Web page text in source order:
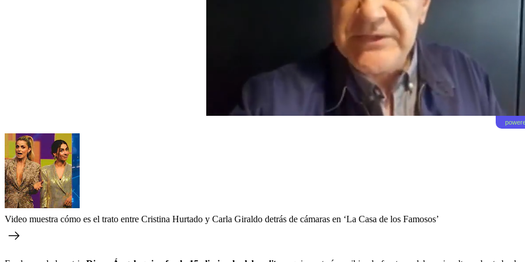
Video muestra cómo es el trato entre Cristina Hurtado y Carla Giraldo detrás de cámaras en ‘La Casa de los Famosos’